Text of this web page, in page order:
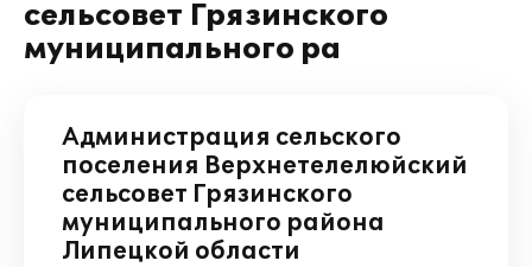
сельсовет Грязинского
муниципального ра
Администрация сельского
поселения Верхнетелелюйский
сельсовет Грязинского
муниципального района
Липецкой области